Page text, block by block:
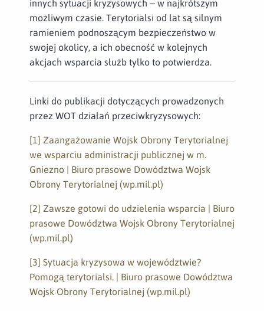
innych sytuacji kryzysowych – w najkrótszym
możliwym czasie. Terytorialsi od lat są silnym
ramieniem podnoszącym bezpieczeństwo w
swojej okolicy, a ich obecność w kolejnych
akcjach wsparcia służb tylko to potwierdza.
Linki do publikacji dotyczących prowadzonych
przez WOT działań przeciwkryzysowych:
[1] Zaangażowanie Wojsk Obrony Terytorialnej
we wsparciu administracji publicznej w m.
Gniezno | Biuro prasowe Dowództwa Wojsk
Obrony Terytorialnej (wp.mil.pl)
[2] Zawsze gotowi do udzielenia wsparcia | Biuro
prasowe Dowództwa Wojsk Obrony Terytorialnej
(wp.mil.pl)
[3] Sytuacja kryzysowa w województwie?
Pomogą terytorialsi. | Biuro prasowe Dowództwa
Wojsk Obrony Terytorialnej (wp.mil.pl)